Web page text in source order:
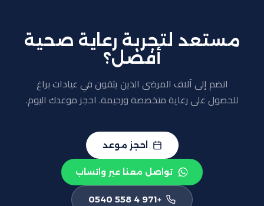
مستعد لتجربة رعاية صحية
أفضل؟
انضم إلى آلاف المرضى الذين يثقون في عيادات براغ
للحصول على رعاية متخصصة ورحيمة. احجز موعدك اليوم.
احجز موعد
تواصل معنا عبر واتساب
+971 4 558 0540